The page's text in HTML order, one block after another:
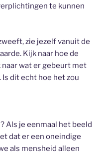
te kunnen
zie jezelf vanuit de
Kijk naar hoe de
wat er gebeurt met
Is dit echt hoe het zou
Als je eenmaal het beeld
dat er een oneindige
als mensheid alleen